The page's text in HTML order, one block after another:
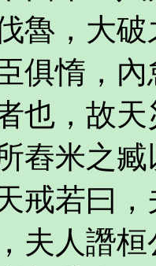
魯，大
俱惰，
也，故
舂米之
戒若曰
夫人譖